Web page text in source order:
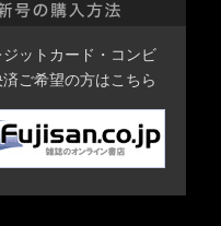
ジットカード・コンビ
済ご希望の方はこちら